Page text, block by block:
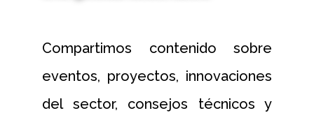
Compartimos contenido sobre
eventos, proyectos, innovaciones
del sector, consejos técnicos y